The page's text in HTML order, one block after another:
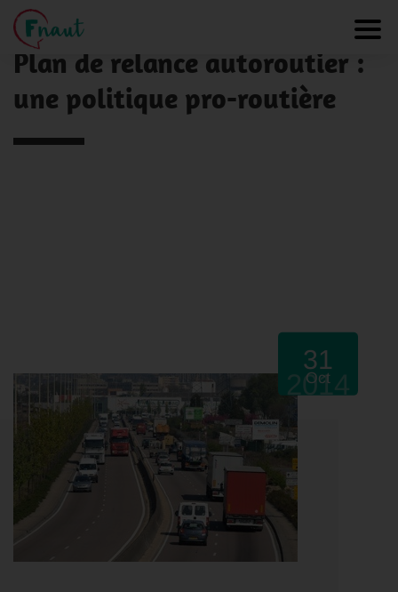
Panneau de gestion des cookies
NOS ACTUALITÉS
Plan de relance autoroutier :
une politique pro-routière
31
Oct
2014